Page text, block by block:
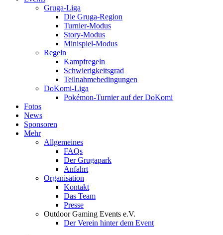
Gruga-Liga
Die Gruga-Region
Turnier-Modus
Story-Modus
Minispiel-Modus
Regeln
Kampfregeln
Schwierigkeitsgrad
Teilnahmebedingungen
DoKomi-Liga
Pokémon-Turnier auf der DoKomi
Fotos
News
Sponsoren
Mehr
Allgemeines
FAQs
Der Grugapark
Anfahrt
Organisation
Kontakt
Das Team
Presse
Outdoor Gaming Events e.V.
Der Verein hinter dem Event